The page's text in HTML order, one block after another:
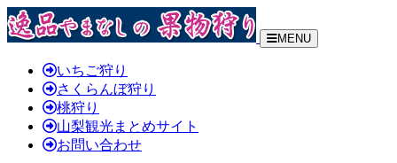
MENU
いちご狩り
さくらんぼ狩り
桃狩り
山梨観光まとめサイト
お問い合わせ